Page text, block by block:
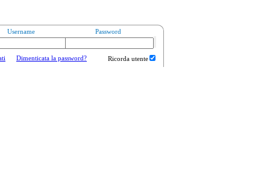
Username Password
Dimenticata la password? Ricorda utente